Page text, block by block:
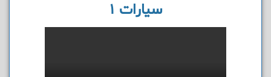
سیارات 1